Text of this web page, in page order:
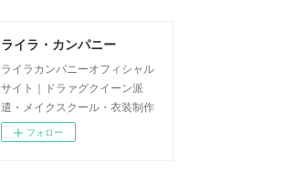
ライラ・カンパニー
ライラカンパニーオフィシャル
サイト｜ドラァグクイーン派
遣・メイクスクール・衣装制作
フォロー